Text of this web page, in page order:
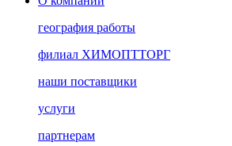
география работы
филиал ХИМОПТТОРГ
наши поставщики
услуги
партнерам